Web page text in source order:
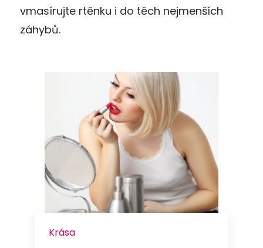
vmasírujte rtěnku i do těch nejmenších
záhybů.